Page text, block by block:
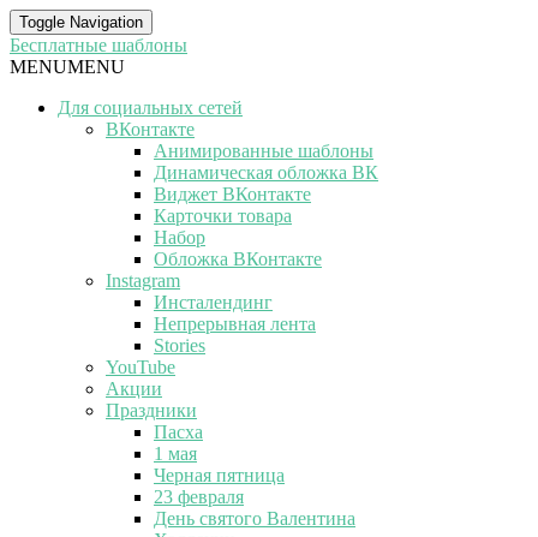
Toggle Navigation
Бесплатные шаблоны
MENUMENU
Для социальных сетей
ВКонтакте
Анимированные шаблоны
Динамическая обложка ВК
Виджет ВКонтакте
Карточки товара
Набор
Обложка ВКонтакте
Instagram
Инсталендинг
Непрерывная лента
Stories
YouTube
Акции
Праздники
Пасха
1 мая
Черная пятница
23 февраля
День святого Валентина